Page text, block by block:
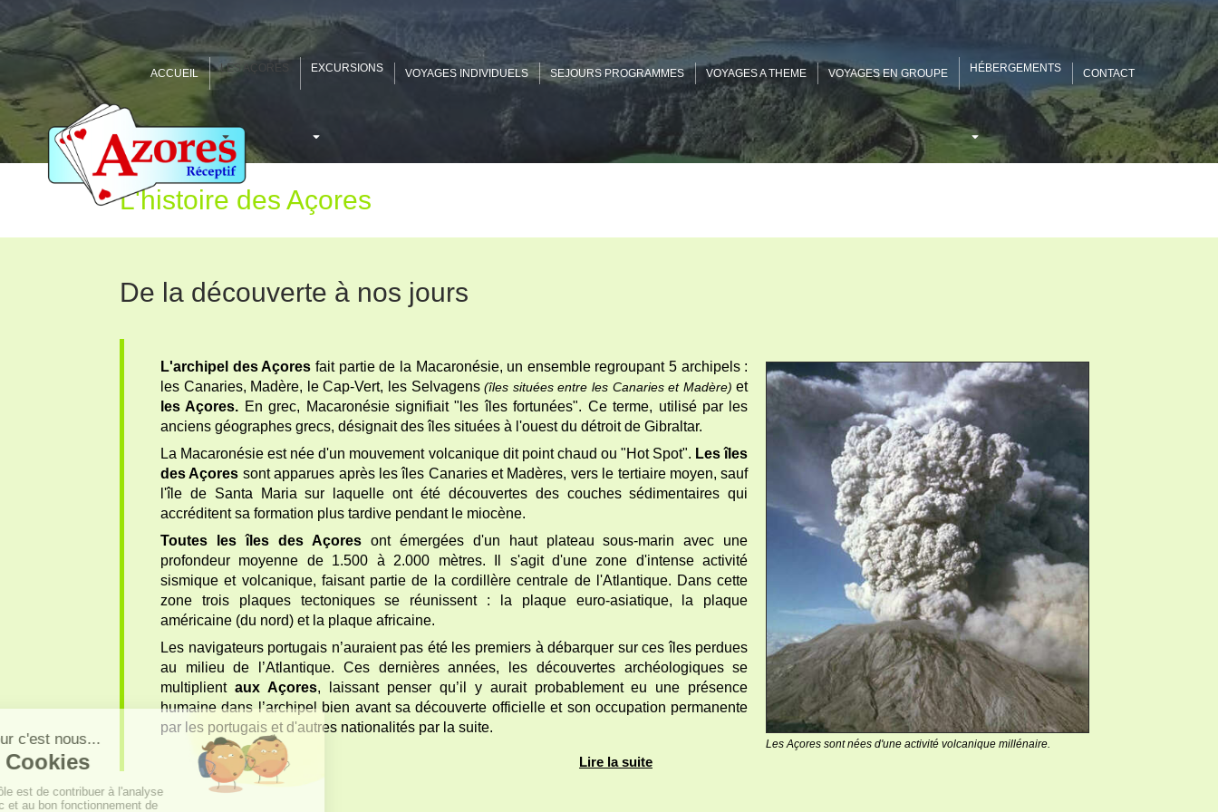
ACCUEIL LES AÇORES EXCURSIONS VOYAGES INDIVIDUELS SEJOURS PROGRAMMES VOYAGES A THEME VOYAGES EN GROUPE HÉBERGEMENTS CONTACT
L'histoire des Açores
De la découverte à nos jours
L'archipel des Açores fait partie de la Macaronésie, un ensemble regroupant 5 archipels :
les Canaries, Madère, le Cap-Vert, les Selvagens(îles situées entre les Canaries et Madère) et
les Açores. En grec, Macaronésie signifiait "les îles fortunées". Ce terme, utilisé par les
anciens géographes grecs, désignait des îles situées à l'ouest du détroit de Gibraltar.
La Macaronésie est née d'un mouvement volcanique dit point chaud ou "Hot Spot". Les îles
des Açores sont apparues après les îles Canaries et Madères, vers le tertiaire moyen, sauf
l'île de Santa Maria sur laquelle ont été découvertes des couches sédimentaires qui
accréditent sa formation plus tardive pendant le miocène.
Toutes les îles des Açoresont émergées d'un haut plateau sous-marin avec une
profondeur moyenne de 1.500 à 2.000 mètres. Il s'agit d'une zone d'intense activité
sismique et volcanique, faisant partie de la cordillère centrale de l'Atlantique. Dans cette
zone trois plaques tectoniques se réunissent : la plaque euro-asiatique, la plaque
américaine (du nord) et la plaque africaine.
Les navigateurs portugais n’auraient pas été les premiers à débarquer sur ces îles perdues
au milieu de l’Atlantique. Ces dernières années, les découvertes archéologiques se
multiplient aux Açores, laissant penser qu’il y aurait probablement eu une présence
humaine dans l’archipel bien avant sa découverte officielle et son occupation permanente
par les portugais et d'autres nationalités par la suite.
Les Açores sont nées d'une activité volcanique millénaire.
Lire la suite